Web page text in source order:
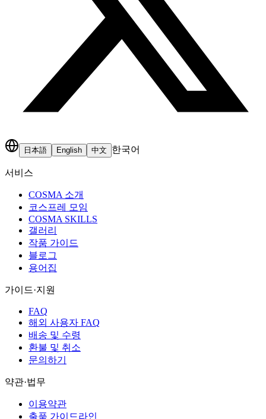
日本語 English 中文 한국어
서비스
COSMA 소개
코스프레 모임
COSMA SKILLS
갤러리
작품 가이드
블로그
용어집
가이드·지원
FAQ
해외 사용자 FAQ
배송 및 수령
환불 및 취소
문의하기
약관·법무
이용약관
출품 가이드라인